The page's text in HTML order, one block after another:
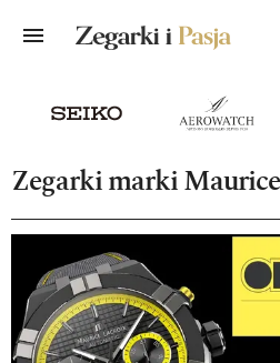
Zegarki marki